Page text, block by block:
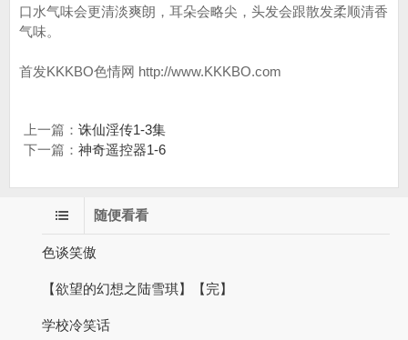
口水气味会更清淡爽朗，耳朵会略尖，头发会跟散发柔顺清香
气味。
首发KKKBO色情网 http://www.KKKBO.com
上一篇： 诛仙淫传1-3集
下一篇： 神奇遥控器1-6
随便看看
色谈笑傲
【欲望的幻想之陆雪琪】【完】
学校冷笑话